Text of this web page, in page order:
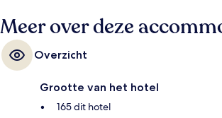
Meer over deze
Overzicht
Grootte van het hotel
165 dit hotel